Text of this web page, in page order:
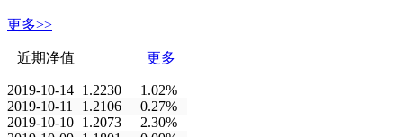
更多>>
近期净值 更多
2019-10-14 1.2230
1.02%
2019-10-11
1.2106
0.27%
2019-10-10 1.2073
2.30%